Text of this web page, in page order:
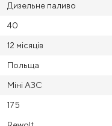
Дизельне паливо
40
12 місяців
Польща
Міні АЗС
175